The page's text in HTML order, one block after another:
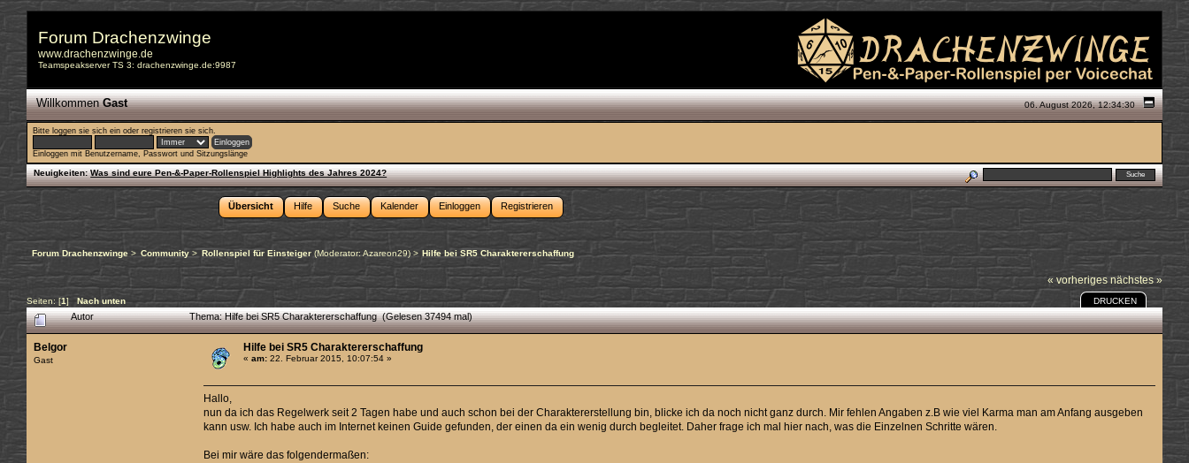
Forum Drachenzwinge
www.drachenzwinge.de
Teamspeakserver TS 3: drachenzwinge.de:9987
06. August 2026, 12:34:30
WillkommenGast
Bitte loggen sie sich ein oderregistrieren sie sich.
Einloggen mit Benutzername, Passwort und Sitzungslänge
Neuigkeiten: Was sind eure Pen-&-Paper-Rollenspiel Highlights des Jahres 2024?
Übersicht Hilfe Suche Kalender Einloggen Registrieren
Forum Drachenzwinge > Community> Rollenspiel für Einsteiger(Moderator:Azareon29) > Hilfe bei SR5 Charaktererschaffung
« vorheriges nächstes »
Seiten: [1] Nach unten DRUCKEN
Autor Thema: Hilfe bei SR5 Charaktererschaffung (Gelesen 37494 mal)
Belgor
Gast
Hilfe bei SR5 Charaktererschaffung
«am: 22. Februar 2015, 10:07:54 »
Hallo,
nun da ich das Regelwerk seit 2 Tagen habe und auch schon bei der Charaktererstellung bin, blicke ich da noch nicht ganz durch. Mir fehlen Angaben z.B wie viel Karma man am Anfang ausgeben
kann usw. Ich habe auch im Internet keinen Guide gefunden, der einen da ein wenig durch begleitet. Daher frage ich mal hier nach, was die Einzelnen Schritte wären.
Bei mir wäre das folgendermaßen: